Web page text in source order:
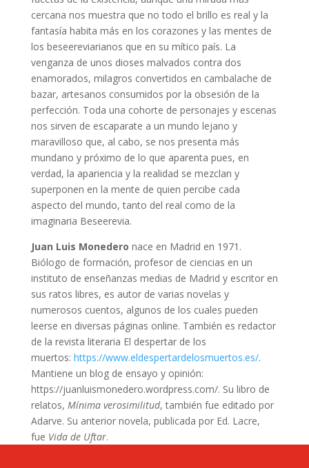
cercana nos muestra que no todo el brillo es real y la
fantasía habita más en los corazones y las mentes de
los beseereviarianos que en su mítico país. La
venganza de unos dioses malvados contra dos
enamorados, milagros convertidos en cambalache de
bazar, artesanos consumidos por la obsesión de la
perfección. Toda una cohorte de personajes y escenas
nos sirven de escaparate a un mundo lejano y
maravilloso que, al cabo, se nos presenta más
mundano y próximo de lo que aparenta pues, en
verdad, la apariencia y la realidad se mezclan y
superponen en la mente de quien percibe cada
aspecto del mundo, tanto del real como de la
imaginaria Beseerevia.
Juan Luis Monedero nace en Madrid en 1971.
Biólogo de formación, profesor de ciencias en un
instituto de enseñanzas medias de Madrid y escritor en
sus ratos libres, es autor de varias novelas y
numerosos cuentos, algunos de los cuales pueden
leerse en diversas páginas online. También es redactor
de la revista literaria El despertar de los
muertos: https://www.eldespertardelosmuertos.es/.
Mantiene un blog de ensayo y opinión:
https://juanluismonedero.wordpress.com/. Su libro de
relatos, Mínima verosimilitud, también fue editado por
Adarve. Su anterior novela, publicada por Ed. Lacre,
fue Vida de Uftar.